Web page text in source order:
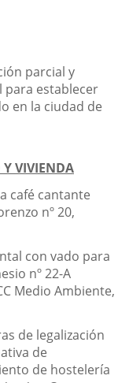
parcial y
para establecer
en la ciudad de
VIVIENDA
café cantante
nº 20,
con vado para
nº 22-A
Medio Ambiente,
de legalización
de
de hostelería